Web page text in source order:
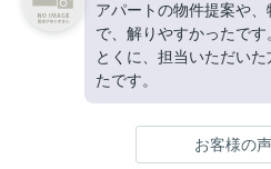
アパートの物件提案や
で、解りやすかったです
とくに、担当いただい
たです。
お客様の